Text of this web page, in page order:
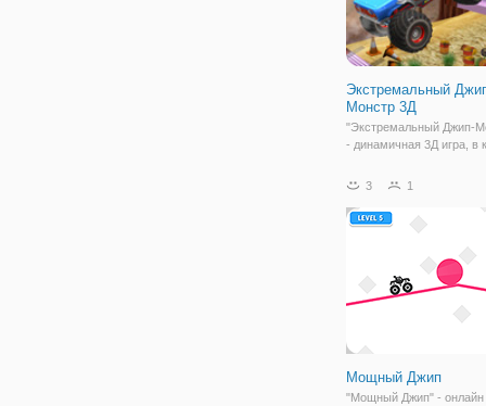
Экстремальный
Монстр 3Д
"Экстремальный Джип-
- динамичная 3Д игра, в
множество
управлением будет
задача заключается в
3 1
Мощный Джип
"Мощный Джип" - онлайн